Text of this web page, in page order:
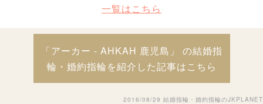
一覧はこちら
「アーカー - AHKAH 鹿児島」 の結婚指
輪・婚約指輪を紹介した記事はこちら
2016/08/29 結婚指輪・婚約指輪のJKPLANET